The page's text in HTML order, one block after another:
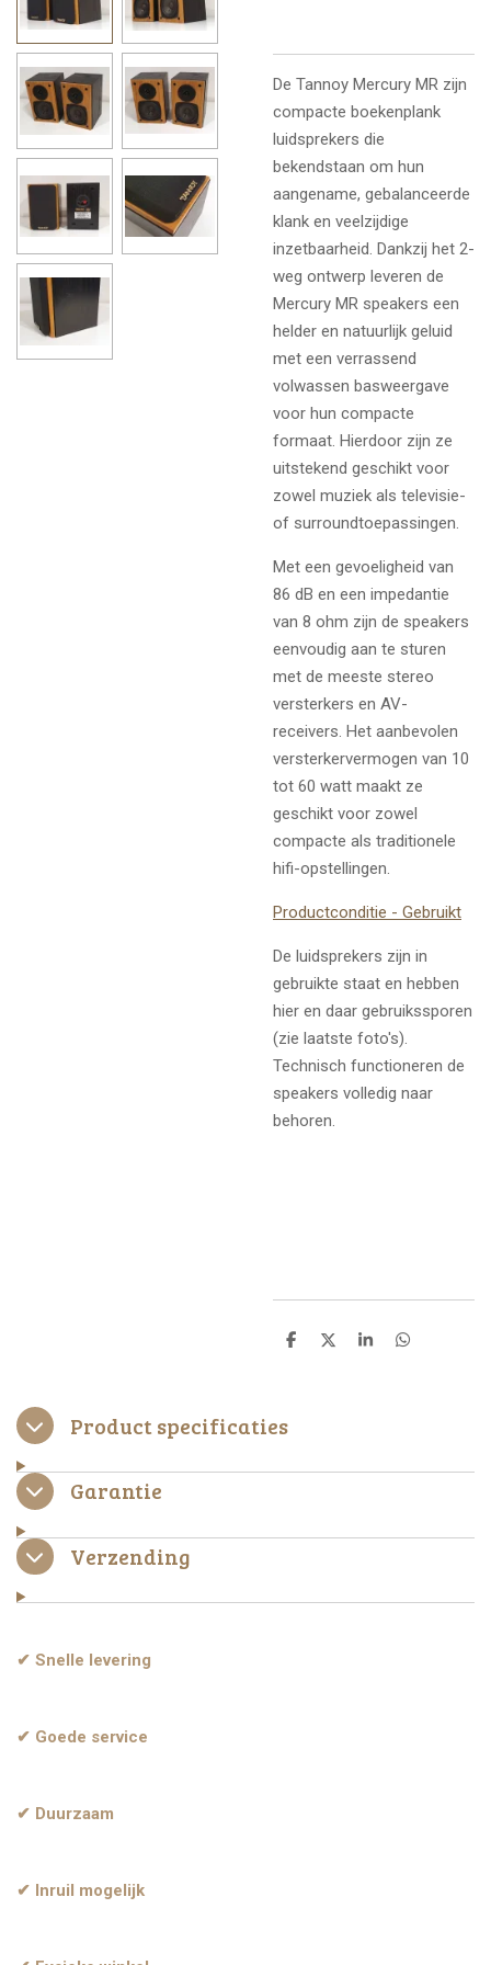
De Tannoy Mercury MR zijn
compacte boekenplank
luidsprekers die
bekendstaan om hun
aangename, gebalanceerde
klank en veelzijdige
inzetbaarheid. Dankzij het 2-
weg ontwerp leveren de
Mercury MR speakers een
helder en natuurlijk geluid
met een verrassend
volwassen basweergave
voor hun compacte
formaat. Hierdoor zijn ze
uitstekend geschikt voor
zowel muziek als televisie-
of surroundtoepassingen.
Met een gevoeligheid van
86 dB en een impedantie
van 8 ohm zijn de speakers
eenvoudig aan te sturen
met de meeste stereo
versterkers en AV-
receivers. Het aanbevolen
versterkervermogen van 10
tot 60 watt maakt ze
geschikt voor zowel
compacte als traditionele
hifi-opstellingen.
Productconditie - Gebruikt
De luidsprekers zijn in
gebruikte staat en hebben
hier en daar gebruikssporen
(zie laatste foto's).
Technisch functioneren de
speakers volledig naar
behoren.
D
D
S
D
Product specificaties
Garantie
Verzending
✔ Snelle levering
✔ Goede service
✔ Duurzaam
✔ Inruil mogelijk